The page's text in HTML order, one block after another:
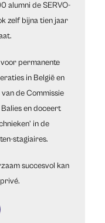
alumni de SERVO-
zelf bijna tien jaar
permanente
in België en
de Commissie
en doceert
in de
stagiaires.
succesvol kan